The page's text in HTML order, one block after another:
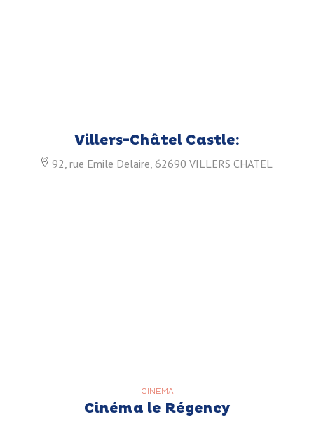
Villers-Châtel Castle:
92, rue Emile Delaire, 62690 VILLERS CHATEL
CINEMA
Cinéma le Régency